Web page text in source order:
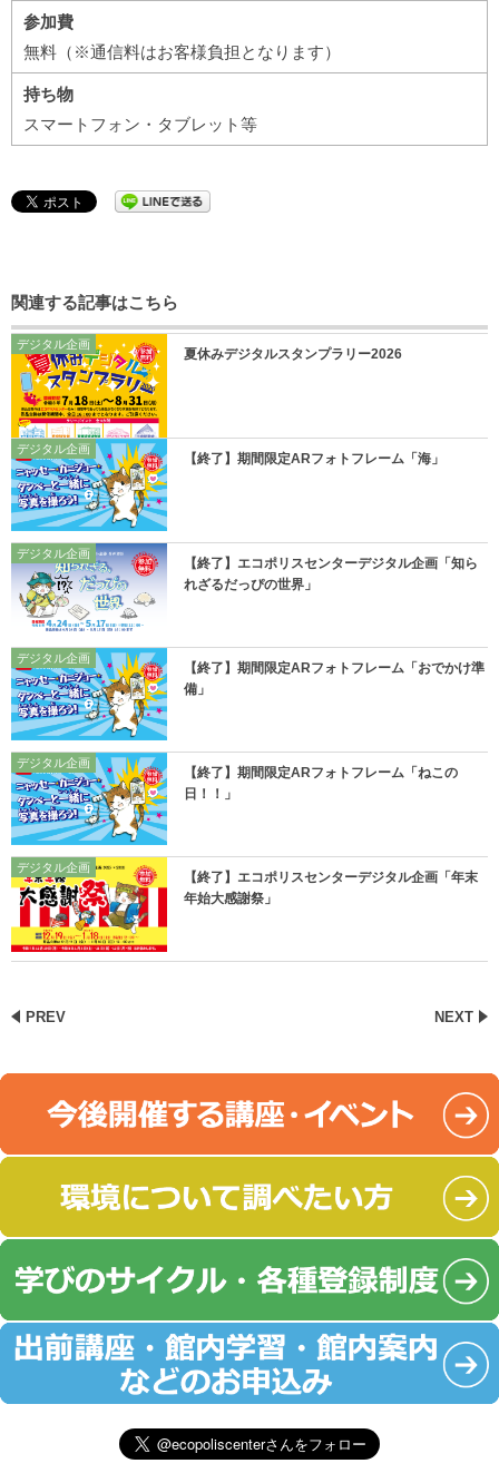
参加費
無料（※通信料はお客様負担となります）
持ち物
スマートフォン・タブレット等
関連する記事はこちら
デジタル企画
夏休みデジタルスタンプラリー2026
デジタル企画
【終了】期間限定ARフォトフレーム「海」
デジタル企画
【終了】エコポリスセンターデジタル企画「知ら
れざるだっぴの世界」
デジタル企画
【終了】期間限定ARフォトフレーム「おでかけ準
備」
デジタル企画
【終了】期間限定ARフォトフレーム「ねこの
日！！」
デジタル企画
【終了】エコポリスセンターデジタル企画「年末
年始大感謝祭」
PREV NEXT